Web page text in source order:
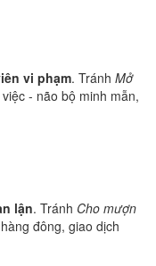
vi phạm. Tránh Mở
- não bộ minh mẫn,
lận. Tránh Cho mượn
đông, giao dịch